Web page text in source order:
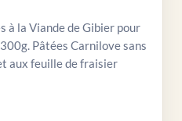
à la Viande de Gibier pour
Pâtées Carnilove sans
aux feuille de fraisier